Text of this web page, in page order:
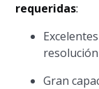
requeridas:
Gran